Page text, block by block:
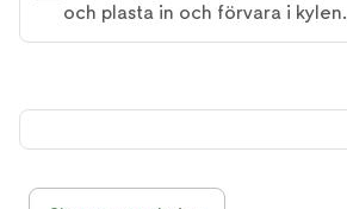
och plasta in och förvara i kylen.